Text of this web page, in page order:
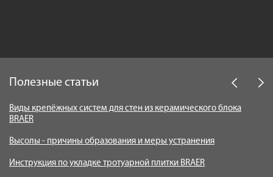
Полезные статьи
Виды крепёжных систем для стен из керамического блока
BRAER
Высолы - причины образования и меры устранения
Инструкция по укладке тротуарной плитки BRAER